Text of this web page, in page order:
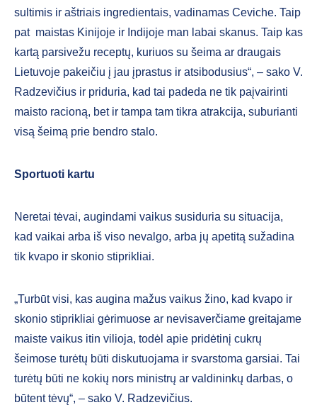
sultimis ir aštriais ingredientais, vadinamas Ceviche. Taip
pat maistas Kinijoje ir Indijoje man labai skanus. Taip kas
kartą parsivežu receptų, kuriuos su šeima ar draugais
Lietuvoje pakeičiu į jau įprastus ir atsibodusius“, – sako V.
Radzevičius ir priduria, kad tai padeda ne tik paįvairinti
maisto racioną, bet ir tampa tam tikra atrakcija, suburianti
visą šeimą prie bendro stalo.
Sportuoti kartu
Neretai tėvai, augindami vaikus susiduria su situacija,
kad vaikai arba iš viso nevalgo, arba jų apetitą sužadina
tik kvapo ir skonio stiprikliai.
„Turbūt visi, kas augina mažus vaikus žino, kad kvapo ir
skonio stiprikliai gėrimuose ar nevisaverčiame greitajame
maiste vaikus itin vilioja, todėl apie pridėtinį cukrų
šeimose turėtų būti diskutuojama ir svarstoma garsiai. Tai
turėtų būti ne kokių nors ministrų ar valdininkų darbas, o
būtent tėvų“, – sako V. Radzevičius.